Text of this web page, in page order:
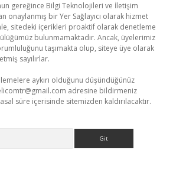
gereğince Bilgi Teknolojileri ve İletişim
onaylanmış bir Yer Sağlayıcı olarak hizmet
sitedeki içerikleri proaktif olarak denetleme
bulunmamaktadır. Ancak, üyelerimiz
taşımakta olup, siteye üye olarak
sayılırlar.
aykırı olduğunu düşündüğünüz
adresine bildirmeniz
süre içerisinde sitemizden kaldırılacaktır.